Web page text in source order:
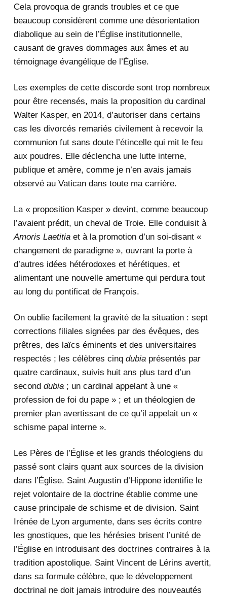
Cela provoqua de grands troubles et ce que
beaucoup considèrent comme une désorientation
diabolique au sein de l’Église institutionnelle,
causant de graves dommages aux âmes et au
témoignage évangélique de l’Église.
Les exemples de cette discorde sont trop nombreux
pour être recensés, mais la proposition du cardinal
Walter Kasper, en 2014, d’autoriser dans certains
cas les divorcés remariés civilement à recevoir la
communion fut sans doute l’étincelle qui mit le feu
aux poudres. Elle déclencha une lutte interne,
publique et amère, comme je n’en avais jamais
observé au Vatican dans toute ma carrière.
La « proposition Kasper » devint, comme beaucoup
l’avaient prédit, un cheval de Troie. Elle conduisit à
Amoris Laetitia et à la promotion d’un soi-disant «
changement de paradigme », ouvrant la porte à
d’autres idées hétérodoxes et hérétiques, et
alimentant une nouvelle amertume qui perdura tout
au long du pontificat de François.
On oublie facilement la gravité de la situation : sept
corrections filiales signées par des évêques, des
prêtres, des laïcs éminents et des universitaires
respectés ; les célèbres cinq dubia présentés par
quatre cardinaux, suivis huit ans plus tard d’un
second dubia ; un cardinal appelant à une «
profession de foi du pape » ; et un théologien de
premier plan avertissant de ce qu’il appelait un «
schisme papal interne ».
Les Pères de l’Église et les grands théologiens du
passé sont clairs quant aux sources de la division
dans l’Église. Saint Augustin d’Hippone identifie le
rejet volontaire de la doctrine établie comme une
cause principale de schisme et de division. Saint
Irénée de Lyon argumente, dans ses écrits contre
les gnostiques, que les hérésies brisent l’unité de
l’Église en introduisant des doctrines contraires à la
tradition apostolique. Saint Vincent de Lérins avertit,
dans sa formule célèbre, que le développement
doctrinal ne doit jamais introduire des nouveautés